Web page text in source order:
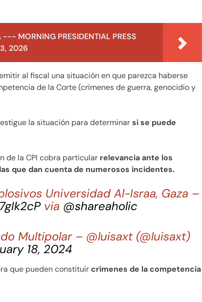
--- MORNING PRESIDENTIAL PRESS
2026
al fiscal una situación en que parezca haberse
de la Corte (crímenes de guerra, genocidio y
la situación para determinarsi se puede
de la CPI cobra particular relevancia ante los
que dan cuenta de numerosos incidentes.
Universidad Al-Israa, Gaza –
via @shareaholic
Multipolar – @luisaxt (@luisaxt)
18, 2024
que pueden constituircrímenes de la competencia